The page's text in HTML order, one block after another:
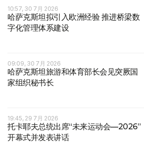
10:57, 30 7月 2026
哈萨克斯坦拟引入欧洲经验 推进桥梁数
字化管理体系建设
09:09, 30 7月 2026
哈萨克斯坦旅游和体育部长会见突厥国
家组织秘书长
19:45, 29 7月 2026
托卡耶夫总统出席“未来运动会—2026”
开幕式并发表讲话